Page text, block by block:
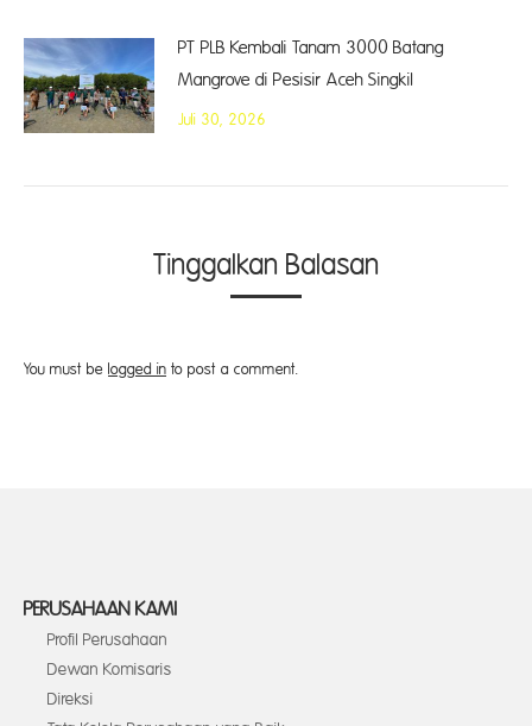
PT PLB Kembali Tanam 3000 Batang
Mangrove di Pesisir Aceh Singkil
Juli 30, 2026
Tinggalkan Balasan
You must be logged in to post a comment.
PERUSAHAAN KAMI
Profil Perusahaan
Dewan Komisaris
Direksi